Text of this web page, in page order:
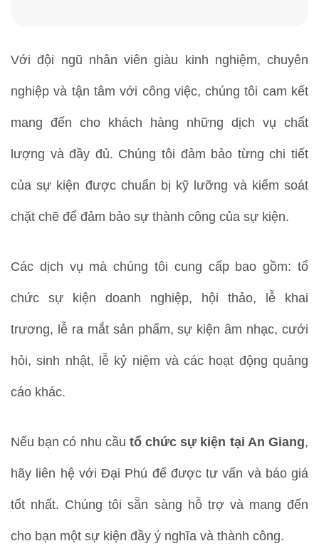
Với đội ngũ nhân viên giàu kinh nghiệm, chuyên
nghiệp và tận tâm với công việc, chúng tôi cam kết
mang đến cho khách hàng những dịch vụ chất
lượng và đầy đủ. Chúng tôi đảm bảo từng chi tiết
của sự kiện được chuẩn bị kỹ lưỡng và kiểm soát
chặt chẽ để đảm bảo sự thành công của sự kiện.
Các dịch vụ mà chúng tôi cung cấp bao gồm: tổ
chức sự kiện doanh nghiệp, hội thảo, lễ khai
trương, lễ ra mắt sản phẩm, sự kiện âm nhạc, cưới
hỏi, sinh nhật, lễ kỷ niệm và các hoạt động quảng
cáo khác.
Nếu bạn có nhu cầu tổ chức sự kiện tại An Giang,
hãy liên hệ với Đại Phú để được tư vấn và báo giá
tốt nhất. Chúng tôi sẵn sàng hỗ trợ và mang đến
cho bạn một sự kiện đầy ý nghĩa và thành công.